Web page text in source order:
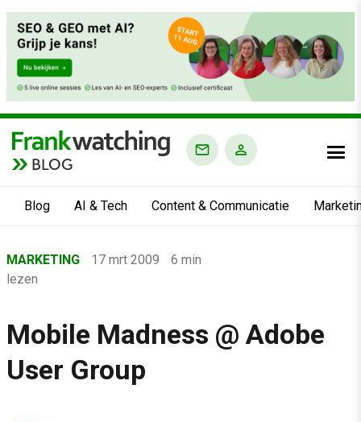
BLOG
Blog AI & Tech Content & Communicatie
›
Marketing
›
MARKETING 17 mrt 2009
6 min
lezen
Mobile Madness @ Adobe
User Group